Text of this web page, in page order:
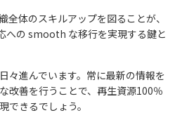
全体のスキルアップを図ることが、
への smooth な移行を実現する鍵と
々進んでいます。常に最新の情報を
改善を行うことで、再生資源100％
できるでしょう。